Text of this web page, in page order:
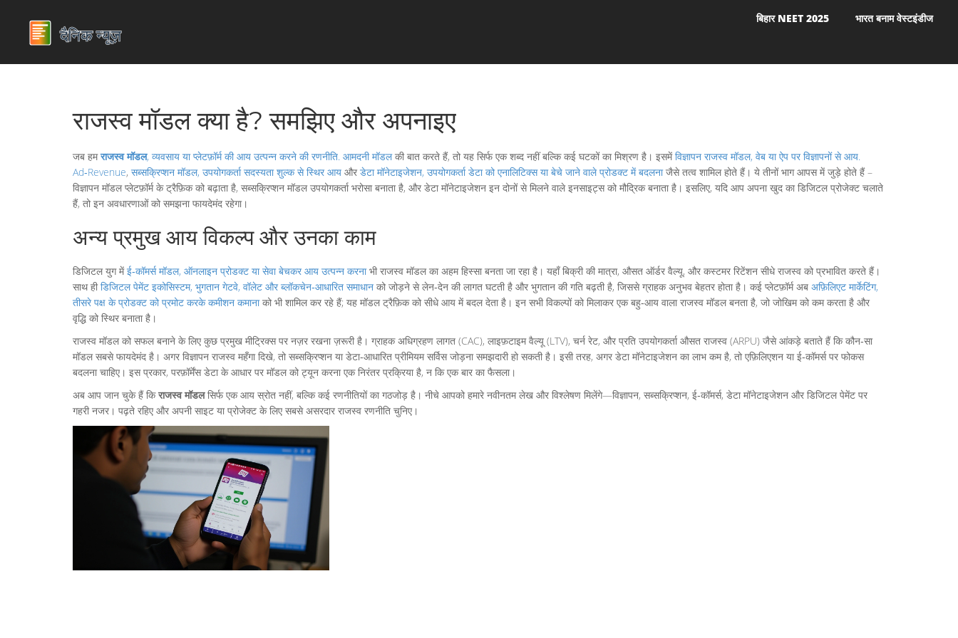
बिहार NEET 2025 भारत बनाम वेस्टइंडीज
राजस्व मॉडल क्या है? समझिए और अपनाइए
जब हमराजस्व मॉडल, व्यवसाय या प्लेटफ़ॉर्म की आय उत्पन्न करने की रणनीति. आमदनी मॉडलकी बात करते हैं, तो यह सिर्फ एक शब्द नहीं बल्कि कई घटकों का मिश्रण है। इसमेंविज्ञापन राजस्व मॉडल, वेब या ऐप पर विज्ञापनों से आय.
Ad‑Revenue, सब्सक्रिप्शन मॉडल, उपयोगकर्ता सदस्यता शुल्क से स्थिर आय और डेटा मॉनेटाइजेशन, उपयोगकर्ता डेटा को एनालिटिक्स या बेचे जाने वाले प्रोडक्ट में बदलनाजैसे तत्व शामिल होते हैं। ये तीनों भाग आपस में जुड़े होते हैं –
विज्ञापन मॉडल प्लेटफ़ॉर्म के ट्रैफ़िक को बढ़ाता है, सब्सक्रिप्शन मॉडल उपयोगकर्ता भरोसा बनाता है, और डेटा मॉनेटाइजेशन इन दोनों से मिलने वाले इनसाइट्स को मौद्रिक बनाता है। इसलिए, यदि आप अपना खुद का डिजिटल प्रोजेक्ट चलाते
हैं, तो इन अवधारणाओं को समझना फायदेमंद रहेगा।
अन्य प्रमुख आय विकल्प और उनका काम
डिजिटल युग मेंई‑कॉमर्स मॉडल, ऑनलाइन प्रोडक्ट या सेवा बेचकर आय उत्पन्न करनाभी राजस्व मॉडल का अहम हिस्सा बनता जा रहा है। यहाँ बिक्री की मात्रा, औसत ऑर्डर वैल्यू, और कस्टमर रिटेंशन सीधे राजस्व को प्रभावित करते हैं।
साथ हीडिजिटल पेमेंट इकोसिस्टम, भुगतान गेटवे, वॉलेट और ब्लॉकचेन‑आधारित समाधान को जोड़ने से लेन‑देन की लागत घटती है और भुगतान की गति बढ़ती है, जिससे ग्राहक अनुभव बेहतर होता है। कई प्लेटफ़ॉर्म अब अफ़िलिएट मार्केटिंग,
तीसरे पक्ष के प्रोडक्ट को प्रमोट करके कमीशन कमानाको भी शामिल कर रहे हैं; यह मॉडल ट्रैफ़िक को सीधे आय में बदल देता है। इन सभी विकल्पों को मिलाकर एक बहु‑आय वाला राजस्व मॉडल बनता है, जो जोखिम को कम करता है और
वृद्धि को स्थिर बनाता है।
राजस्व मॉडल को सफल बनाने के लिए कुछ प्रमुख मीट्रिक्स पर नज़र रखना ज़रूरी है। ग्राहक अधिग्रहण लागत (CAC), लाइफ़टाइम वैल्यू (LTV), चर्न रेट, और प्रति उपयोगकर्ता औसत राजस्व (ARPU) जैसे आंकड़े बताते हैं कि कौन‑सा
मॉडल सबसे फायदेमंद है। अगर विज्ञापन राजस्व महँगा दिखे, तो सब्सक्रिप्शन या डेटा‑आधारित प्रीमियम सर्विस जोड़ना समझदारी हो सकती है। इसी तरह, अगर डेटा मॉनेटाइजेशन का लाभ कम है, तो एफ़िलिएशन या ई‑कॉमर्स पर फोकस
बदलना चाहिए। इस प्रकार, परफ़ॉर्मेंस डेटा के आधार पर मॉडल को ट्यून करना एक निरंतर प्रक्रिया है, न कि एक बार का फैसला।
अब आप जान चुके हैं किराजस्व मॉडलसिर्फ एक आय स्रोत नहीं, बल्कि कई रणनीतियों का गठजोड़ है। नीचे आपको हमारे नवीनतम लेख और विश्लेषण मिलेंगे—विज्ञापन, सब्सक्रिप्शन, ई‑कॉमर्स, डेटा मॉनेटाइजेशन और डिजिटल पेमेंट पर
गहरी नजर। पढ़ते रहिए और अपनी साइट या प्रोजेक्ट के लिए सबसे असरदार राजस्व रणनीति चुनिए।